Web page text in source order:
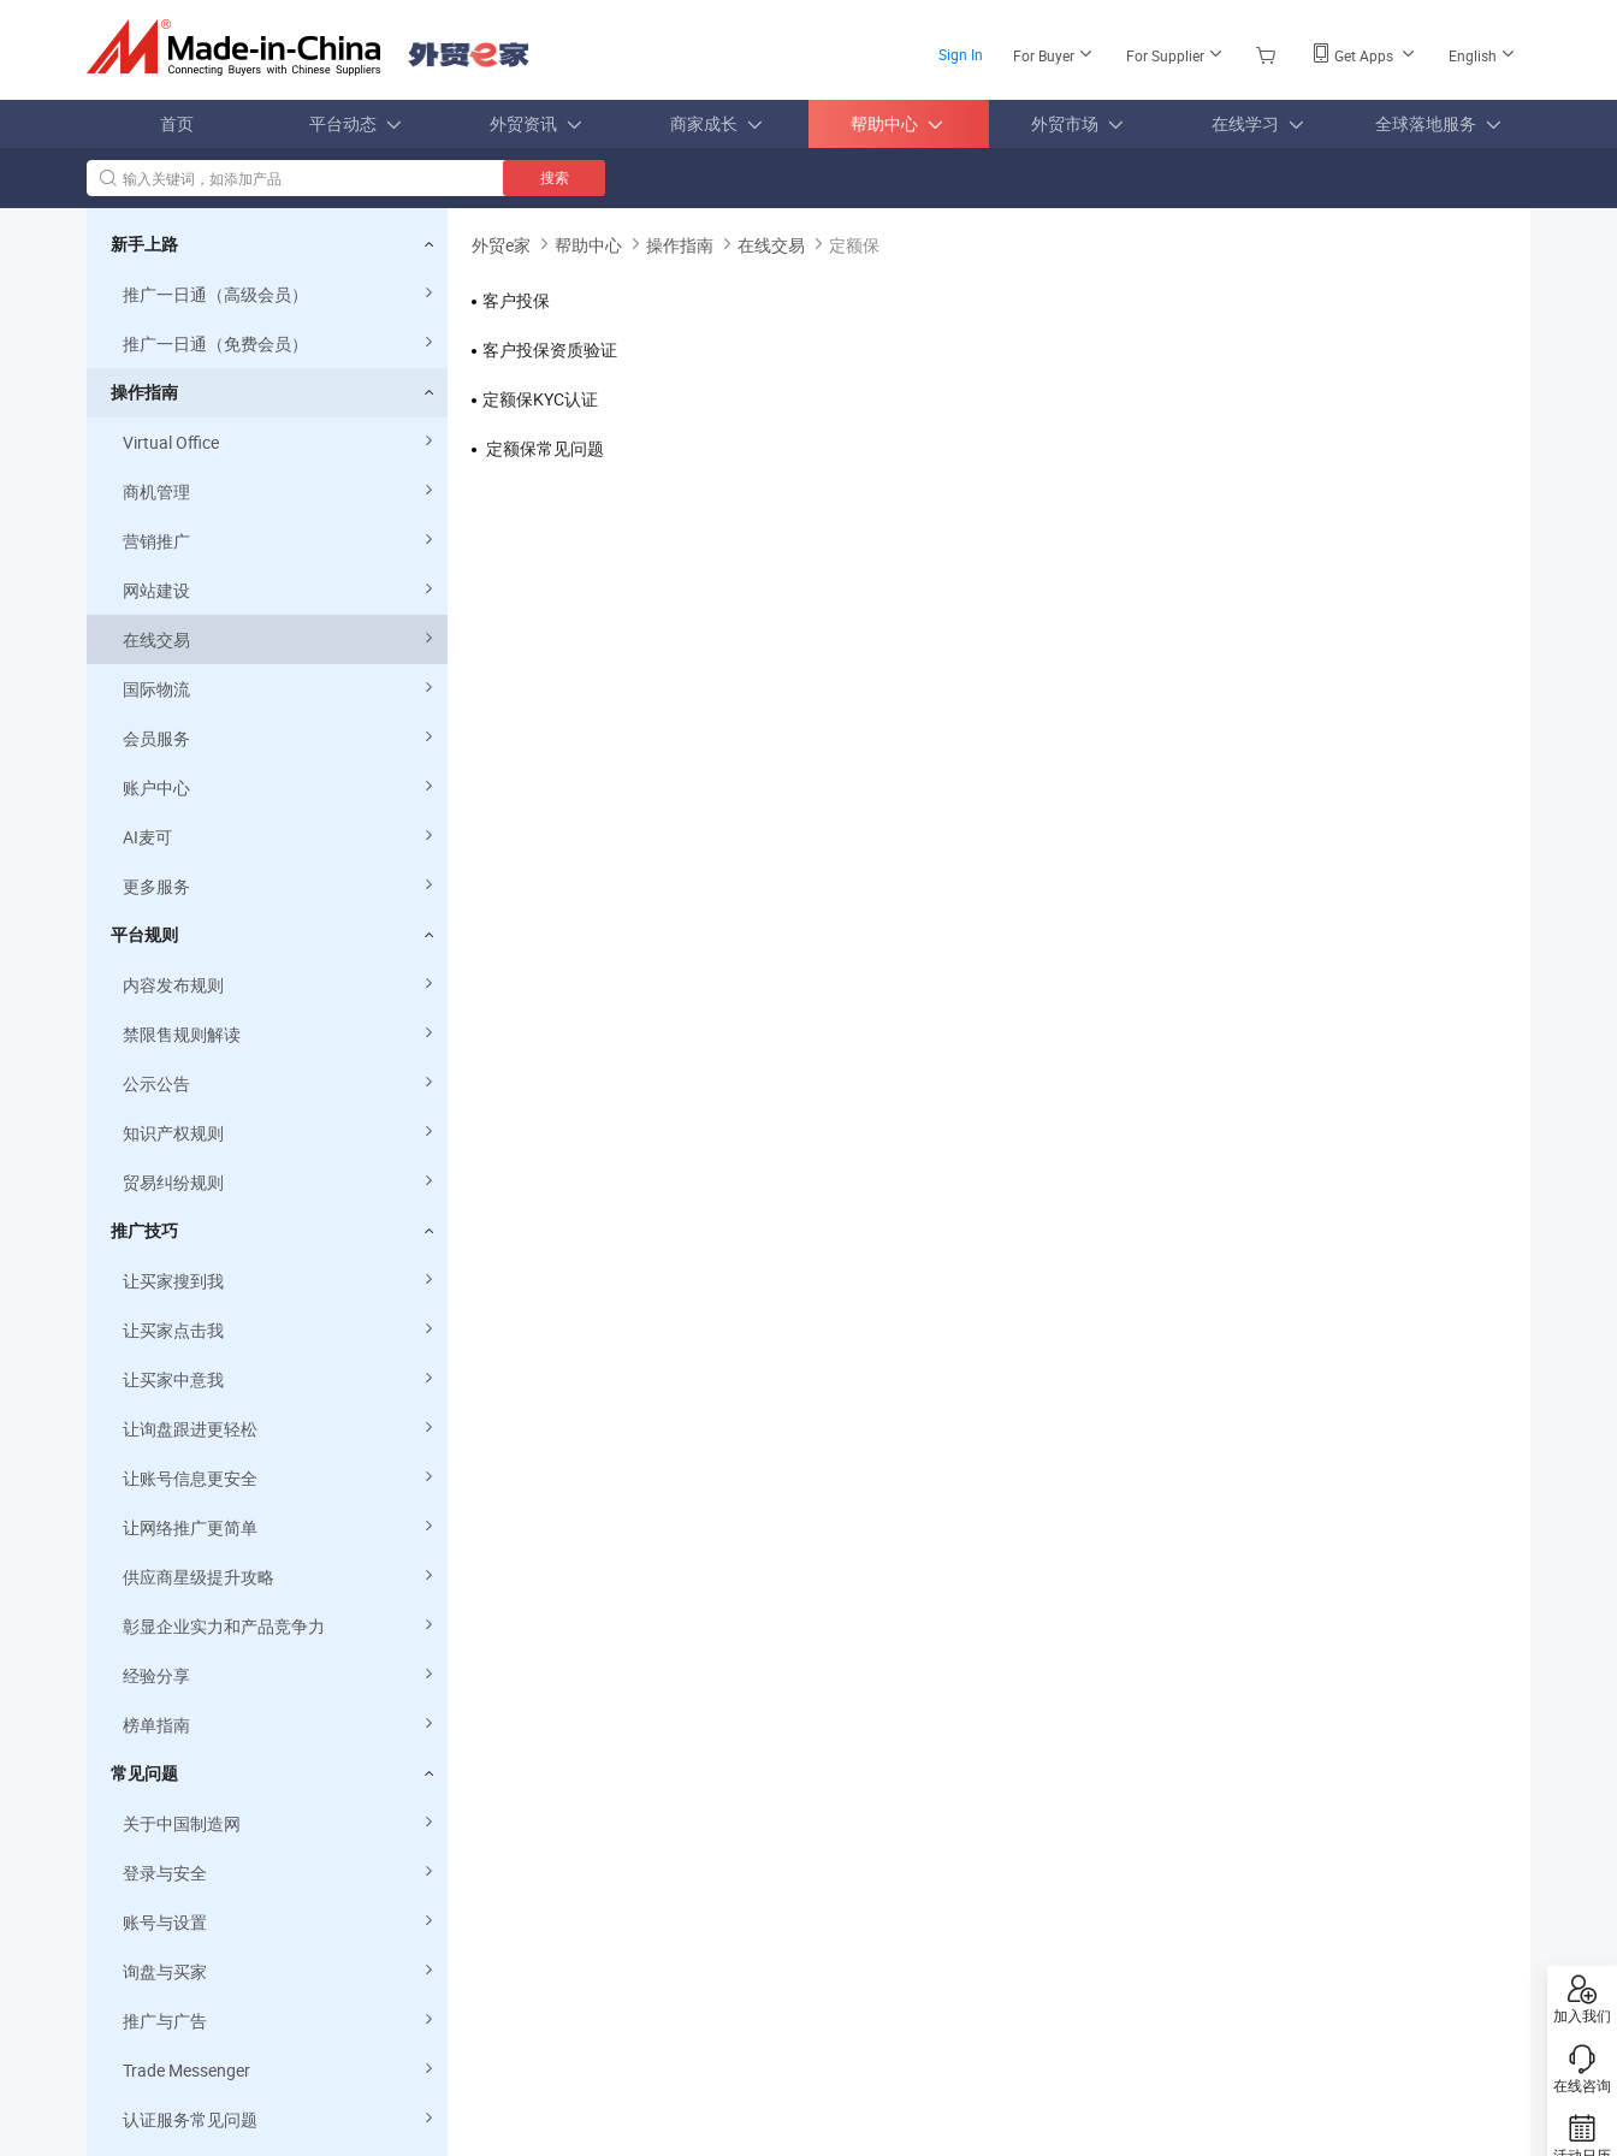
Sign In For Buyer For Supplier Get Apps English
首页 平台动态 外贸资讯 商家成长 帮助中心 外贸市场 在线学习 全球落地服务
搜索
新手上路
推广一日通（高级会员）
推广一日通（免费会员）
操作指南
Virtual Office
商机管理
营销推广
网站建设
在线交易
国际物流
会员服务
账户中心
AI麦可
更多服务
平台规则
内容发布规则
禁限售规则解读
公示公告
知识产权规则
贸易纠纷规则
推广技巧
让买家搜到我
让买家点击我
让买家中意我
让询盘跟进更轻松
让账号信息更安全
让网络推广更简单
供应商星级提升攻略
彰显企业实力和产品竞争力
经验分享
榜单指南
常见问题
关于中国制造网
登录与安全
账号与设置
询盘与买家
推广与广告
Trade Messenger
认证服务常见问题
外贸e家 帮助中心 操作指南 在线交易 定额保
客户投保
客户投保资质验证
定额保KYC认证
定额保常见问题
加入我们
在线咨询